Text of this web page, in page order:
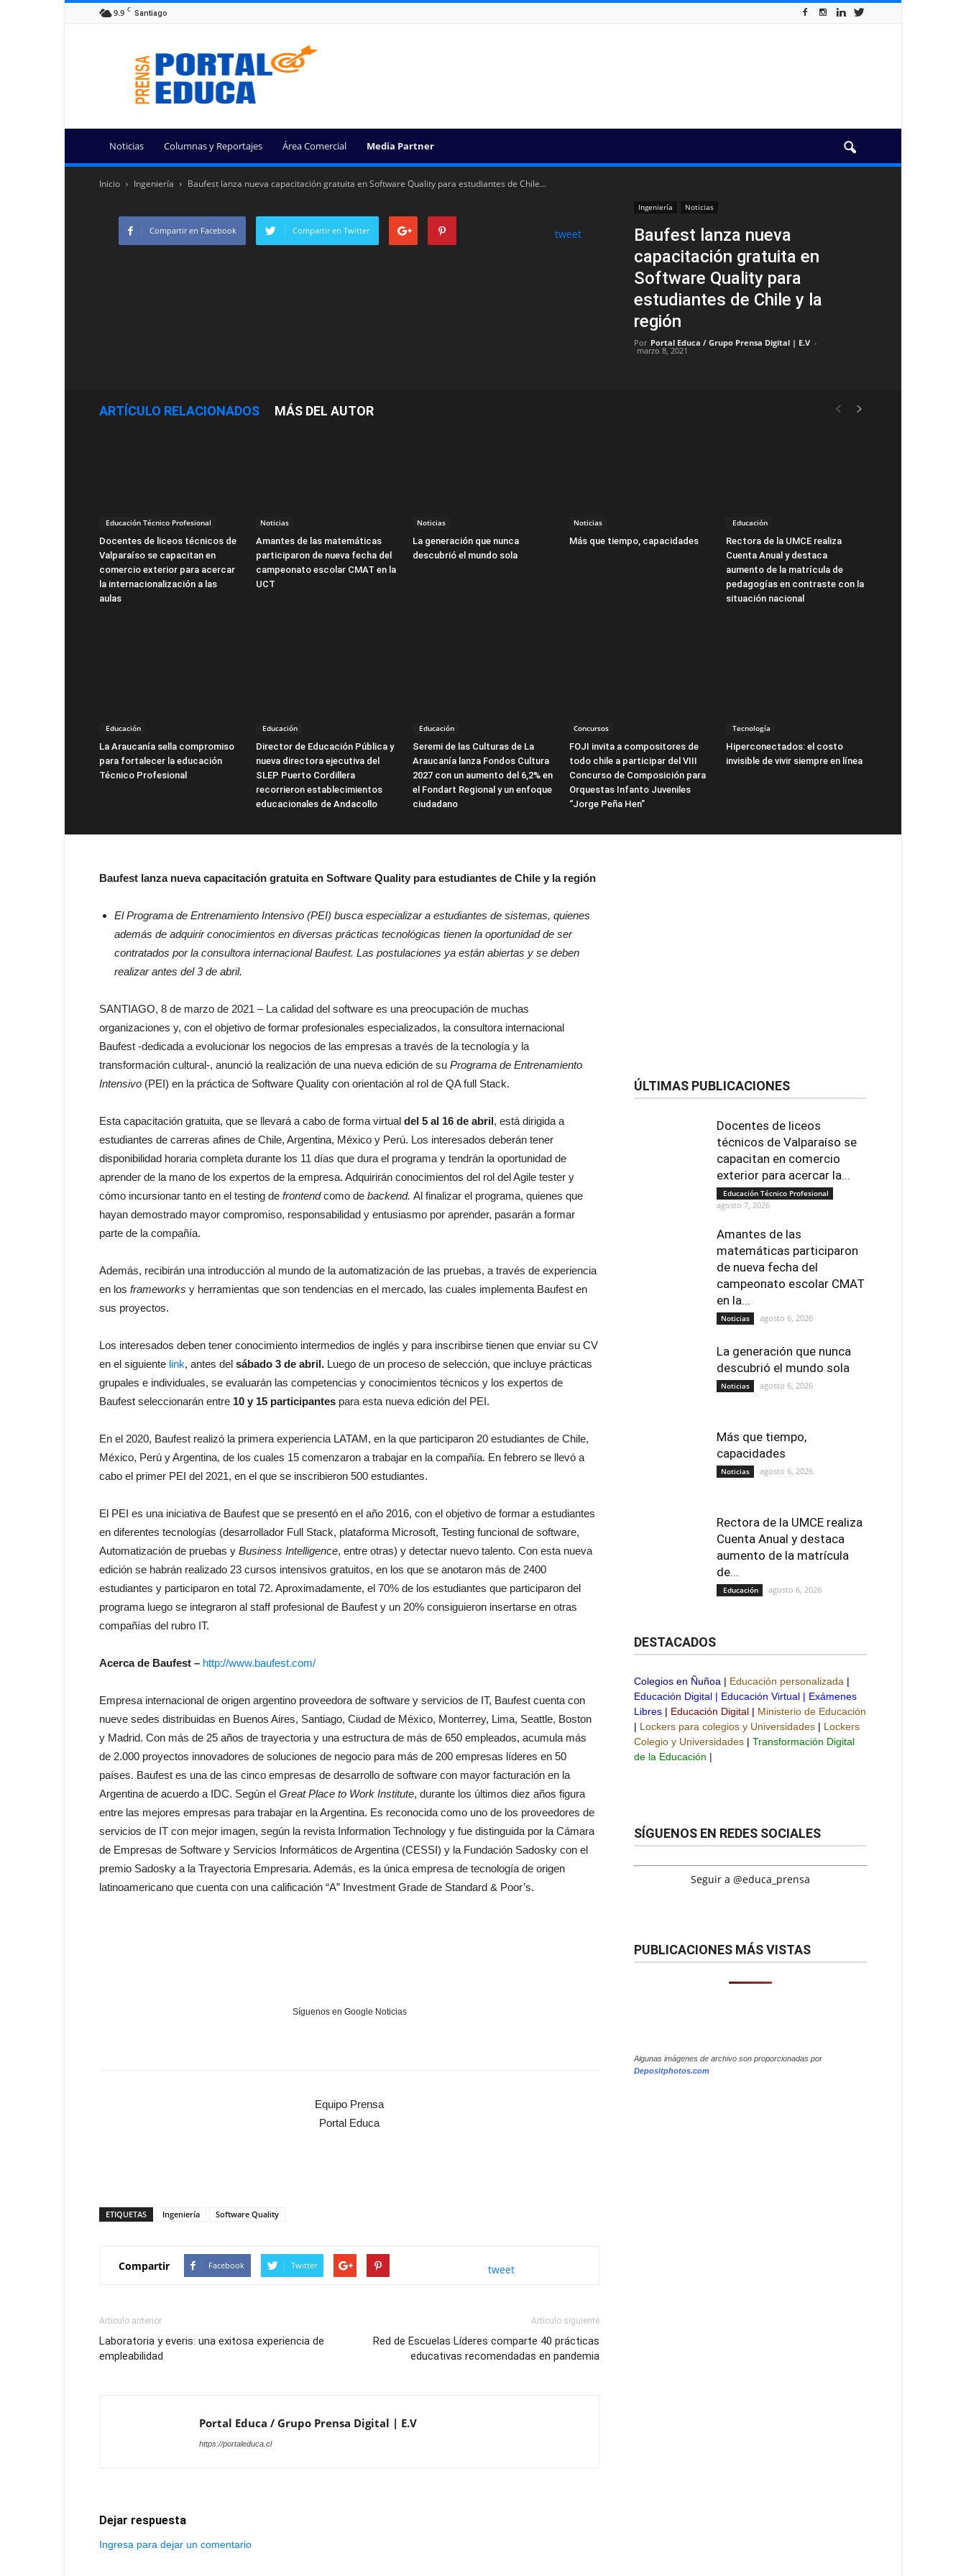
9.9 C Santiago
Portal
Educa
Noticias Columnas y Reportajes Área Comercial Media Partner
Inicio Ingeniería Baufest lanza nueva capacitación gratuita en Software Quality para estudiantes de Chile...
Ingeniería Noticias
Baufest lanza nueva
capacitación gratuita en
Software Quality para
estudiantes de Chile y la
región
Por Portal Educa / Grupo Prensa Digital | E.V -
marzo 8, 2021
Compartir en Facebook Compartir en Twitter tweet
ARTÍCULO RELACIONADOS MÁS DEL AUTOR
Educación Técnico Profesional
Docentes de liceos técnicos de
Valparaíso se capacitan en
comercio exterior para acercar
la internacionalización a las
aulas
Noticias
Amantes de las matemáticas
participaron de nueva fecha del
campeonato escolar CMAT en la
UCT
Noticias
La generación que nunca
descubrió el mundo sola
Noticias
Más que tiempo, capacidades
Educación
Rectora de la UMCE realiza
Cuenta Anual y destaca
aumento de la matrícula de
pedagogías en contraste con la
situación nacional
Educación
La Araucanía sella compromiso
para fortalecer la educación
Técnico Profesional
Educación
Director de Educación Pública y
nueva directora ejecutiva del
SLEP Puerto Cordillera
recorrieron establecimientos
educacionales de Andacollo
Educación
Seremi de las Culturas de La
Araucanía lanza Fondos Cultura
2027 con un aumento del 6,2% en
el Fondart Regional y un enfoque
ciudadano
Concursos
FOJI invita a compositores de
todo chile a participar del VIII
Concurso de Composición para
Orquestas Infanto Juveniles
“Jorge Peña Hen”
Tecnología
Hiperconectados: el costo
invisible de vivir siempre en línea
Baufest lanza nueva capacitación gratuita en Software Quality para estudiantes de Chile y la región
ElPrograma de Entrenamiento Intensivo (PEI) busca especializar a estudiantes de sistemas, quienes
además de adquirir conocimientos en diversas prácticas tecnológicas tienen la oportunidad de ser
contratados por la consultora internacional Baufest. Las postulaciones ya están abiertas y se deben
realizar antes del 3 de abril.
SANTIAGO, 8 de marzo de 2021 – La calidad del software es una preocupación de muchas
organizaciones y, con el objetivo de formar profesionales especializados, la consultora internacional
Baufest -dedicada a evolucionar los negocios de las empresas a través de la tecnología y la
transformación cultural-, anunció la realización de una nueva edición de su Programa de Entrenamiento
Intensivo (PEI) en la práctica de Software Quality con orientación al rol de QA full Stack.
Esta capacitación gratuita, que se llevará a cabo de forma virtual del 5 al 16 de abril, está dirigida a
estudiantes de carreras afines de Chile, Argentina, México y Perú. Los interesados deberán tener
disponibilidad horaria completa durante los 11 días que dura el programa y tendrán la oportunidad de
aprender de la mano de los expertos de la empresa. Adquirirán conocimientos del rol del Agile tester y
cómo incursionar tanto en el testing de frontendcomo de backend. Al finalizar el programa, quienes que
hayan demostrado mayor compromiso, responsabilidad y entusiasmo por aprender, pasarán a formar
parte de la compañía.
Además, recibirán una introducción al mundo de la automatización de las pruebas, a través de experiencia
en los frameworks y herramientas que son tendencias en el mercado, las cuales implementa Baufest en
sus proyectos.
Los interesados deben tener conocimiento intermedios de inglés y para inscribirse tienen que enviar su CV
en el siguiente link, antes del sábado 3 de abril. Luego de un proceso de selección, que incluye prácticas
grupales e individuales, se evaluarán las competencias y conocimientos técnicos y los expertos de
Baufest seleccionarán entre 10 y 15 participantes para esta nueva edición del PEI.
En el 2020, Baufest realizó la primera experiencia LATAM, en la que participaron 20 estudiantes de Chile,
México, Perú y Argentina, de los cuales 15 comenzaron a trabajar en la compañía. En febrero se llevó a
cabo el primer PEI del 2021, en el que se inscribieron 500 estudiantes.
El PEI es una iniciativa de Baufest que se presentó en el año 2016, con el objetivo de formar a estudiantes
en diferentes tecnologías (desarrollador Full Stack, plataforma Microsoft, Testing funcional de software,
Automatización de pruebas y Business Intelligence, entre otras) y detectar nuevo talento. Con esta nueva
edición se habrán realizado 23 cursos intensivos gratuitos, en los que se anotaron más de 2400
estudiantes y participaron en total 72. Aproximadamente, el 70% de los estudiantes que participaron del
programa luego se integraron al staff profesional de Baufest y un 20% consiguieron insertarse en otras
compañías del rubro IT.
Acerca de Baufest – http://www.baufest.com/
Empresa internacional de origen argentino proveedora de software y servicios de IT, Baufest cuenta con
nueve sedes distribuidas en Buenos Aires, Santiago, Ciudad de México, Monterrey, Lima, Seattle, Boston
y Madrid. Con más de 25 años de trayectoria y una estructura de más de 650 empleados, acumula más
de 2.000 proyectos innovadores de soluciones de negocio para más de 200 empresas líderes en 50
países. Baufest es una de las cinco empresas de desarrollo de software con mayor facturación en la
Argentina de acuerdo a IDC. Según el Great Place to Work Institute, durante los últimos diez años figura
entre las mejores empresas para trabajar en la Argentina. Es reconocida como uno de los proveedores de
servicios de IT con mejor imagen, según la revista Information Technology y fue distinguida por la Cámara
de Empresas de Software y Servicios Informáticos de Argentina (CESSI) y la Fundación Sadosky con el
premio Sadosky a la Trayectoria Empresaria. Además, es la única empresa de tecnología de origen
latinoamericano que cuenta con una calificación “A” Investment Grade de Standard & Poor’s.
Síguenos en Google Noticias
Equipo Prensa
Portal Educa
ETIQUETAS Ingeniería Software Quality
Compartir Facebook Twitter tweet
Artículo anterior
Laboratoria y everis: una exitosa experiencia de
empleabilidad
Artículo siguiente
Red de Escuelas Líderes comparte 40 prácticas
educativas recomendadas en pandemia
Portal Educa / Grupo Prensa Digital | E.V
https://portaleduca.cl
Dejar respuesta
Ingresa para dejar un comentario
ÚLTIMAS PUBLICACIONES
Docentes de liceos
técnicos de Valparaíso se
capacitan en comercio
exterior para acercar la...
Educación Técnico Profesional
agosto 7, 2026
Amantes de las
matemáticas participaron
de nueva fecha del
campeonato escolar CMAT
en la...
Noticias agosto 6, 2026
La generación que nunca
descubrió el mundo sola
Noticias agosto 6, 2026
Más que tiempo,
capacidades
Noticias agosto 6, 2026
Rectora de la UMCE realiza
Cuenta Anual y destaca
aumento de la matrícula
de...
Educación agosto 6, 2026
DESTACADOS
Colegios en Ñuñoa | Educación personalizada |
Educación Digital | Educación Virtual | Exámenes
Libres | Educación Digital | Ministerio de Educación
| Lockers para colegios y Universidades | Lockers
Colegio y Universidades | Transformación Digital
de la Educación |
SÍGUENOS EN REDES SOCIALES
Seguir a @educa_prensa
PUBLICACIONES MÁS VISTAS
Algunas imágenes de archivo son proporcionadas por
Depositphotos.com